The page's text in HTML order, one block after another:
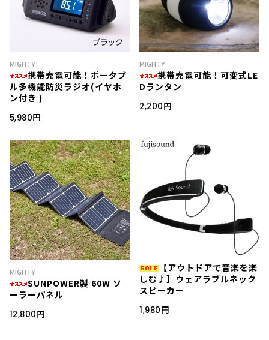
MIGHTY
携帯充電可能！ポータブ
ル多機能防災ラジオ(イヤホ
ン付き )
5,980円
MIGHTY
携帯充電可能！可変式LE
Dランタン
2,200円
MIGHTY
SUNPOWER製 60W ソ
ーラーパネル
12,800円
【アウトドアで音楽を楽
しむ♪】ウェアラブルネック
スピーカー
1,980円